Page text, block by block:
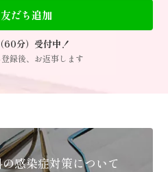
友だち追加
60分）受付中！
録後、お返事します
感染症対策について